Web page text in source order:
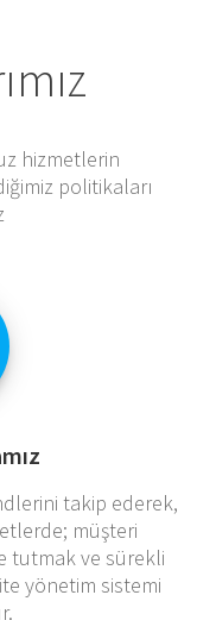
hizmetlerin
politikaları
takip ederek,
müşteri
tutma​​k ve sürekli
yönetim sistemi